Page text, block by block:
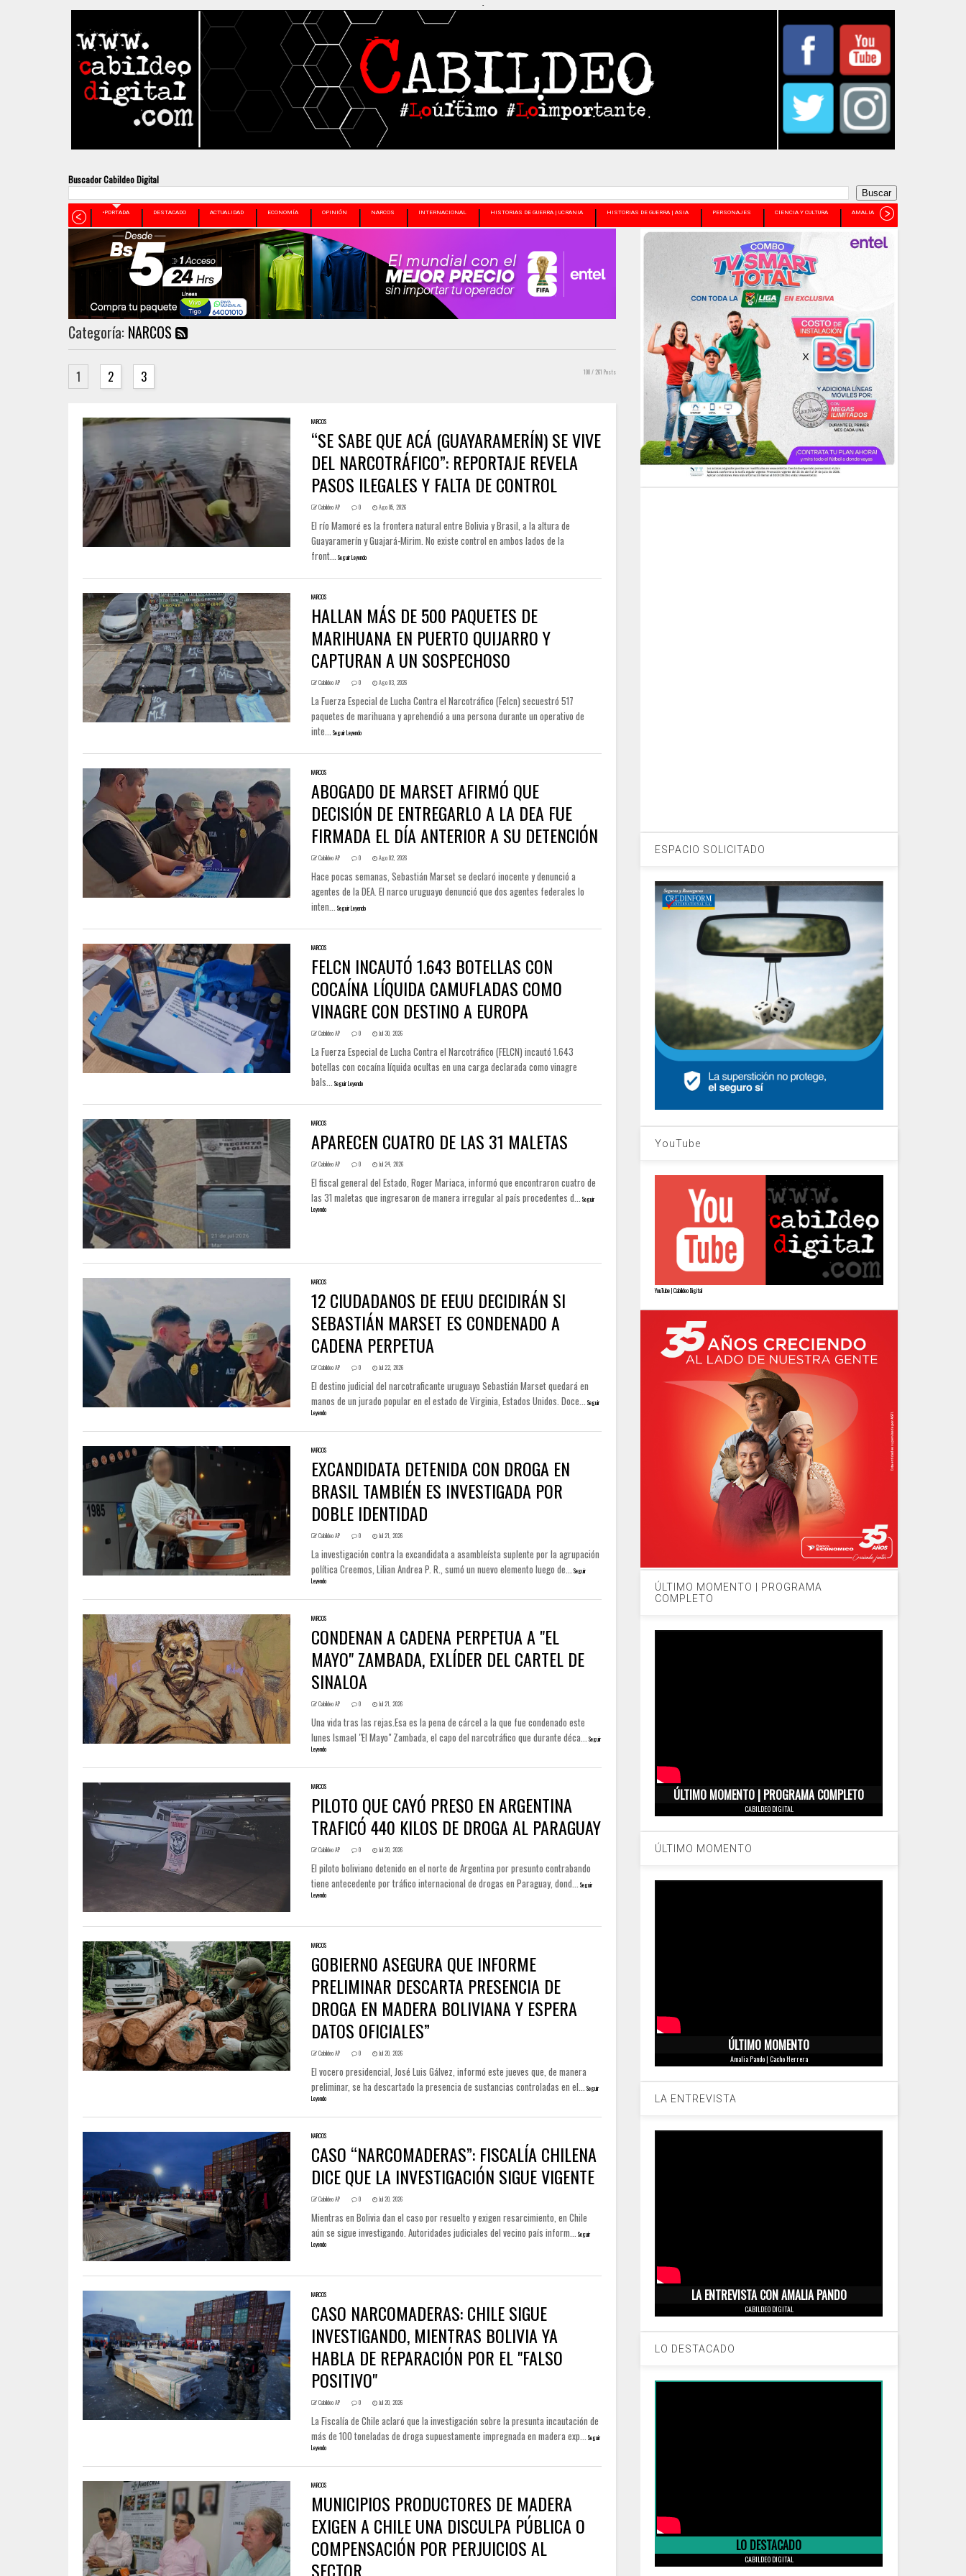
-
Buscador Cabildeo Digital
•PORTADA DESTACADO ACTUALIDAD ECONOMÍA OPINIÓN NARCOS INTERNACIONAL HISTORIAS DE GUERRA | UCRANIA HISTORIAS DE GUERRA | ASIA PERSONAJES CIENCIA Y CULTURA AMALIA PANDO
Categoría: NARCOS
1 2 3 100/ 261 Posts
NARCOS
“SE SABE QUE ACÁ (GUAYARAMERÍN) SE VIVE
DEL NARCOTRÁFICO”: REPORTAJE REVELA
PASOS ILEGALES Y FALTA DE CONTROL
Cabildeo AP 0 Ago 05, 2026
El río Mamoré es la frontera natural entre Bolivia y Brasil, a la altura de
Guayaramerín y Guajará-Mirim. No existe control en ambos lados de la
front... Seguir Leyendo
NARCOS
HALLAN MÁS DE 500 PAQUETES DE
MARIHUANA EN PUERTO QUIJARRO Y
CAPTURAN A UN SOSPECHOSO
Cabildeo AP 0 Ago 03, 2026
La Fuerza Especial de Lucha Contra el Narcotráfico (Felcn) secuestró 517
paquetes de marihuana y aprehendió a una persona durante un operativo de
inte... Seguir Leyendo
NARCOS
ABOGADO DE MARSET AFIRMÓ QUE
DECISIÓN DE ENTREGARLO A LA DEA FUE
FIRMADA EL DÍA ANTERIOR A SU DETENCIÓN
Cabildeo AP 0 Ago 02, 2026
Hace pocas semanas, Sebastián Marset se declaró inocente y denunció a
agentes de la DEA. El narco uruguayo denunció que dos agentes federales lo
inten... Seguir Leyendo
NARCOS
FELCN INCAUTÓ 1.643 BOTELLAS CON
COCAÍNA LÍQUIDA CAMUFLADAS COMO
VINAGRE CON DESTINO A EUROPA
Cabildeo AP 0 Jul 30, 2026
La Fuerza Especial de Lucha Contra el Narcotráfico (FELCN) incautó 1.643
botellas con cocaína líquida ocultas en una carga declarada como vinagre
bals... Seguir Leyendo
NARCOS
APARECEN CUATRO DE LAS 31 MALETAS
Cabildeo AP 0 Jul 24, 2026
El fiscal general del Estado, Roger Mariaca, informó que encontraron cuatro de
las 31 maletas que ingresaron de manera irregular al país procedentes d... Seguir
Leyendo
NARCOS
12 CIUDADANOS DE EEUU DECIDIRÁN SI
SEBASTIÁN MARSET ES CONDENADO A
CADENA PERPETUA
Cabildeo AP 0 Jul 22, 2026
El destino judicial del narcotraficante uruguayo Sebastián Marset quedará en
manos de un jurado popular en el estado de Virginia, Estados Unidos. Doce... Seguir
Leyendo
NARCOS
EXCANDIDATA DETENIDA CON DROGA EN
BRASIL TAMBIÉN ES INVESTIGADA POR
DOBLE IDENTIDAD
Cabildeo AP 0 Jul 21, 2026
La investigación contra la excandidata a asambleísta suplente por la agrupación
política Creemos, Lilian Andrea P. R., sumó un nuevo elemento luego de... Seguir
Leyendo
NARCOS
CONDENAN A CADENA PERPETUA A "EL
MAYO" ZAMBADA, EXLÍDER DEL CARTEL DE
SINALOA
Cabildeo AP 0 Jul 21, 2026
Una vida tras las rejas.Esa es la pena de cárcel a la que fue condenado este
lunes Ismael "El Mayo" Zambada, el capo del narcotráfico que durante déca... Seguir
Leyendo
NARCOS
PILOTO QUE CAYÓ PRESO EN ARGENTINA
TRAFICÓ 440 KILOS DE DROGA AL PARAGUAY
Cabildeo AP 0 Jul 20, 2026
El piloto boliviano detenido en el norte de Argentina por presunto contrabando
tiene antecedente por tráfico internacional de drogas en Paraguay, dond... Seguir
Leyendo
NARCOS
GOBIERNO ASEGURA QUE INFORME
PRELIMINAR DESCARTA PRESENCIA DE
DROGA EN MADERA BOLIVIANA Y ESPERA
DATOS OFICIALES”
Cabildeo AP 0 Jul 20, 2026
El vocero presidencial, José Luis Gálvez, informó este jueves que, de manera
preliminar, se ha descartado la presencia de sustancias controladas en el... Seguir
Leyendo
NARCOS
CASO “NARCOMADERAS”: FISCALÍA CHILENA
DICE QUE LA INVESTIGACIÓN SIGUE VIGENTE
Cabildeo AP 0 Jul 20, 2026
Mientras en Bolivia dan el caso por resuelto y exigen resarcimiento, en Chile
aún se sigue investigando. Autoridades judiciales del vecino país inform... Seguir
Leyendo
NARCOS
CASO NARCOMADERAS: CHILE SIGUE
INVESTIGANDO, MIENTRAS BOLIVIA YA
HABLA DE REPARACIÓN POR EL "FALSO
POSITIVO"
Cabildeo AP 0 Jul 20, 2026
La Fiscalía de Chile aclaró que la investigación sobre la presunta incautación de
más de 100 toneladas de droga supuestamente impregnada en madera exp... Seguir
Leyendo
NARCOS
MUNICIPIOS PRODUCTORES DE MADERA
EXIGEN A CHILE UNA DISCULPA PÚBLICA O
COMPENSACIÓN POR PERJUICIOS AL
SECTOR
ESPACIO SOLICITADO
YouTube
YouTube | Cabildeo Digital
ÚLTIMO MOMENTO | PROGRAMA
COMPLETO
ÚLTIMO MOMENTO | PROGRAMA COMPLETO
CABILDEO DIGITAL
ÚLTIMO MOMENTO
ÚLTIMO MOMENTO
Amalia Pando | Cacho Herrera
LA ENTREVISTA
LA ENTREVISTA CON AMALIA PANDO
CABILDEO DIGITAL
LO DESTACADO
LO DESTACADO
CABILDEO DIGITAL